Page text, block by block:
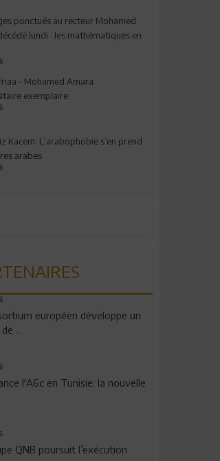
ponctués au recteur Mohamed
lundi : les mathématiques en
- Mohamed Amara:
exemplaire
Kacem: L’arabophobie s’en prend
arabes
européen développe un
...
l'A6c en Tunisie: la nouvelle
QNB poursuit l’exécution